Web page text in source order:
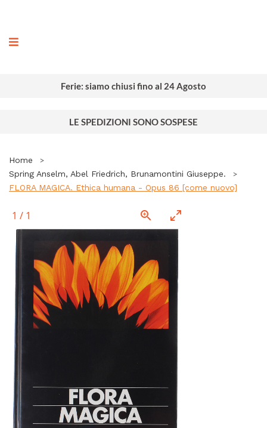
Ferie: siamo chiusi fino al 24 Agosto
LE SPEDIZIONI SONO SOSPESE
Home
Spring Anselm, Abel Friedrich, Brunamontini Giuseppe.
FLORA MAGICA. Ethica humana - Opus 86 [come nuovo]
1 / 1